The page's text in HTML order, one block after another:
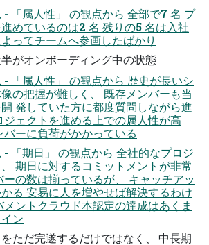
- 「属人性」 の観点から 全部で7 名 プ
めているのは2 名 残りの5 名は入社
ってチームへ参画したばかり
半がオンボーディング中の状態
- 「属人性」 の観点から 歴史が長いシ
の把握が難しく、 既存メンバーも当
発していた方に都度質問しながら進
ジェクトを進める上での属人性が高
バーに負荷がかかっている
- 「期日」 の観点から 全社的なプロジ
期日に対するコミットメントが非常
ーの数は揃っているが、 キャッチアッ
る 安易に人を増やせば解決するわけ
メントクラウド本認定の達成はあくま
ン
ただ完遂するだけではなく、 中長期